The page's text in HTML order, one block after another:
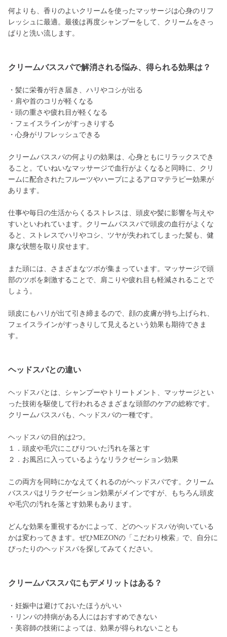
何よりも、香りのよいクリームを使ったマッサージは心身のリフ
レッシュに最適。最後は再度シャンプーをして、クリームをさっ
ぱりと洗い流します。
クリームバススパで解消される悩み、得られる効果は？
・髪に栄養が行き届き、ハリやコシが出る
・肩や首のコリが軽くなる
・頭の重さや疲れ目が軽くなる
・フェイスラインがすっきりする
・心身がリフレッシュできる
クリームバススパの何よりの効果は、心身ともにリラックスでき
ること。ていねいなマッサージで血行がよくなると同時に、クリ
ームに配合されたフルーツやハーブによるアロマテラピー効果が
あります。
仕事や毎日の生活からくるストレスは、頭皮や髪に影響を与えや
すいといわれています。クリームバススパで頭皮の血行がよくな
ると、ストレスでハリやコシ、ツヤが失われてしまった髪も、健
康な状態を取り戻せます。
また頭には、さまざまなツボが集まっています。マッサージで頭
部のツボを刺激することで、肩こりや疲れ目も軽減されることで
しょう。
頭皮にもハリが出て引き締まるので、顔の皮膚が持ち上げられ、
フェイスラインがすっきりして見えるという効果も期待できま
す。
ヘッドスパとの違い
ヘッドスパとは、シャンプーやトリートメント、マッサージとい
った技術を駆使して行われるさまざまな頭部のケアの総称です。
クリームバススパも、ヘッドスパの一種です。
ヘッドスパの目的は2つ。
１．頭皮や毛穴にこびりついた汚れを落とす
２．お風呂に入っているようなリラクゼーション効果
この両方を同時にかなえてくれるのがヘッドスパです。クリーム
バススパはリラクゼーション効果がメインですが、もちろん頭皮
や毛穴の汚れを落とす効果もあります。
どんな効果を重視するかによって、どのヘッドスパが向いている
かは変わってきます。ぜひMEZONの「こだわり検索」で、自分に
ぴったりのヘッドスパを探してみてください。
クリームバススパにもデメリットはある？
・妊娠中は避けておいたほうがいい
・リンパの持病がある人にはおすすめできない
・美容師の技術によっては、効果が得られないことも